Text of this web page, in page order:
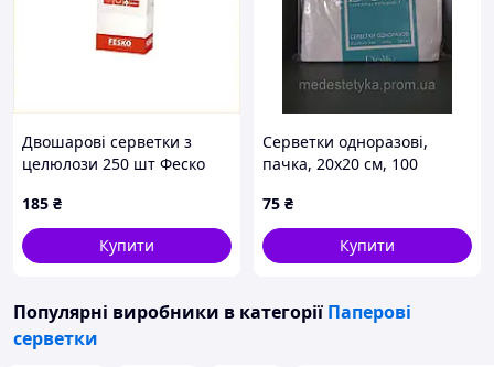
Двошарові серветки з
целюлози 250 шт Феско
185 ₴
Купити
Серветки одноразові,
пачка, 20х20 см, 100
75 ₴
Купити
Популярні виробники в категорії Паперові
серветки